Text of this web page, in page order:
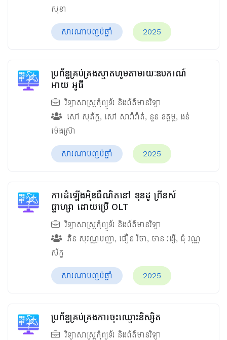
សុខា
សារណាបញ្ចប់ឆ្នាំ 2025
ប្រព័ន្ធគ្រប់គ្រងស្មាតហូមតាមរយៈឧបករណ៍
អាយ អូធី
វិទ្យាសាស្ត្រកុំព្យូទ័រ និងព័ត៌មានវិទ្យា
សៅ សុភ័ក្ក, សៅ សារ៉ាវ៉ាត់, នួន ឧត្ដម្ភ, ងន់
ម៉េងស្រ៊ា
សារណាបញ្ចប់ឆ្នាំ 2025
ការដំឡើងអ៊ិនធឺណិតនៅ ខុនដូ ព្រីនស៍
ផ្លាហ្សា ដោយប្រើ OLT
វិទ្យាសាស្ត្រកុំព្យូទ័រ និងព័ត៌មានវិទ្យា
ភិន សុវណ្ណបញ្ញា, ធឿន វីថា, ថាន រង្សី, ជុំ វណ្ណ
ស័ក្ខ
សារណាបញ្ចប់ឆ្នាំ 2025
ប្រព័ន្ធគ្រប់គ្រងការចុះឈ្មោះនិស្សិត
វិទ្យាសាស្ត្រកុំព្យូទ័រ និងព័ត៌មានវិទ្យា